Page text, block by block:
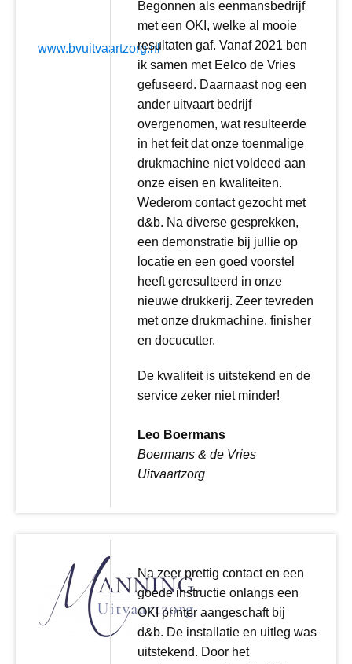
www.bvuitvaartzorg.nl
Begonnen als eenmansbedrijf
met een OKI, welke al mooie
resultaten gaf. Vanaf 2021 ben
ik samen met Eelco de Vries
gefuseerd. Daarnaast nog een
ander uitvaart bedrijf
overgenomen, wat resulteerde
in het feit dat onze toenmalige
drukmachine niet voldeed aan
onze eisen en kwaliteiten.
Wederom contact gezocht met
d&b. Na diverse gesprekken,
een demonstratie bij jullie op
locatie en een goed voorstel
heeft geresulteerd in onze
nieuwe drukkerij. Zeer tevreden
met onze drukmachine, finisher
en docucutter.
De kwaliteit is uitstekend en de
service zeker niet minder!
Leo Boermans
Boermans & de Vries
Uitvaartzorg
Na zeer prettig contact en een
goede instructie onlangs een
OKI printer aangeschaft bij
d&b. De installatie en uitleg was
uitstekend. Door het